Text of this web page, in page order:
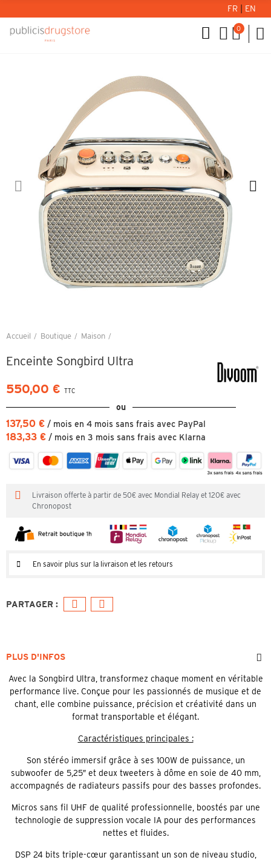
FR EN
0
Accueil Boutique Maison
Enceinte Songbird Ultra
550,00 € TTC
ou
137,50 € / mois en 4 mois sans frais avec PayPal
183,33 € / mois en 3 mois sans frais avec Klarna
Livraison offerte à partir de 50€ avec Mondial Relay et 120€ avec
Chronopost
En savoir plus sur la livraison et les retours
PLUS D'INFOS
Avec la Songbird Ultra, transformez chaque moment en véritable
performance live. Conçue pour les passionnés de musique et de
chant, elle combine puissance, précision et créativité dans un
format transportable et élégant.
Caractéristiques principales :
Son stéréo immersif grâce à ses 100W de puissance, un
subwoofer de 5,25″ et deux tweeters à dôme en soie de 40 mm,
accompagnés de radiateurs passifs pour des basses profondes.
Micros sans fil UHF de qualité professionnelle, boostés par une
technologie de suppression vocale IA pour des performances
nettes et fluides.
DSP 24 bits triple-cœur garantissant un son de niveau studio,